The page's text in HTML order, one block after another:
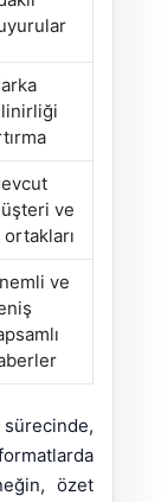
ve
ortakları
ve
özet